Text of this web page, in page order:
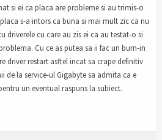
si ei ca placa are probleme si au trimis-o
s-a intors ca buna si mai mult zic ca nu
driverele cu care au zis ei ca au testat-o si
Cu ce as putea sa ii fac un burn-in
driver restart asftel incat sa crape definitiv
de la service-ul Gigabyte sa admita ca e
un eventual raspuns la subiect.